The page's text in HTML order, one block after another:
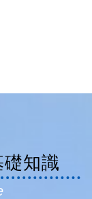
知識